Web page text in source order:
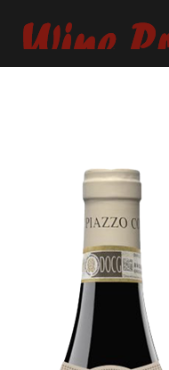
DESSERTVIN & PORTVIN
NATURVIN & ORANGEVIN